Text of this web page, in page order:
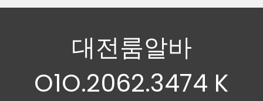
대전룸알바
O1O.2062.3474 K